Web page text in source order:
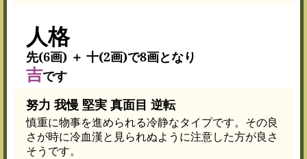
人格
先(6画) ＋ 十(2画)で8画となり
吉です
努力 我慢 堅実 真面目 逆転
慎重に物事を進められる冷静なタイプです。その良
さが時に冷血漢と見られぬように注意した方が良さ
そうです。